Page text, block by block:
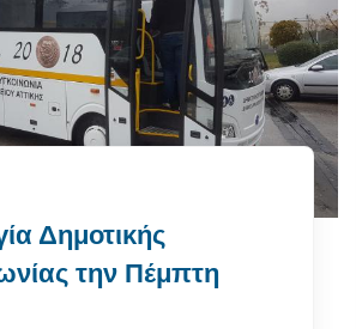
Δημοτικής
την Πέμπτη